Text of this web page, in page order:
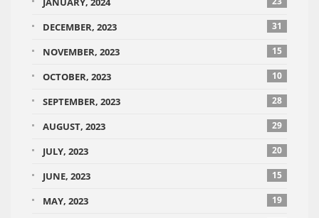
DECEMBER, 2023 31
NOVEMBER, 2023 15
OCTOBER, 2023 10
SEPTEMBER, 2023 28
AUGUST, 2023 29
JULY, 2023 20
JUNE, 2023 15
MAY, 2023 19